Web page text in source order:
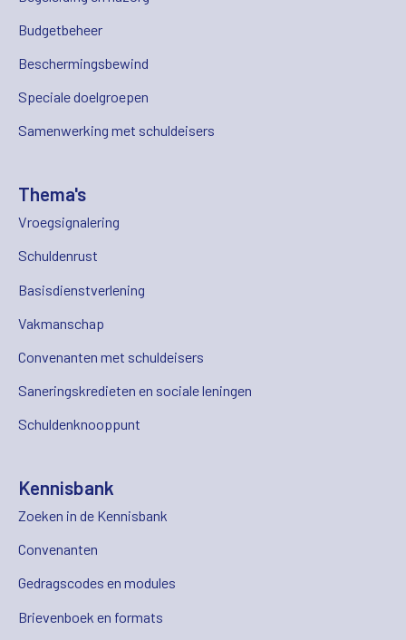
Budgetbeheer
Beschermingsbewind
Speciale doelgroepen
Samenwerking met schuldeisers
Thema's
Vroegsignalering
Schuldenrust
Basisdienstverlening
Vakmanschap
Convenanten met schuldeisers
Saneringskredieten en sociale leningen
Schuldenknooppunt
Kennisbank
Zoeken in de Kennisbank
Convenanten
Gedragscodes en modules
Brievenboek en formats